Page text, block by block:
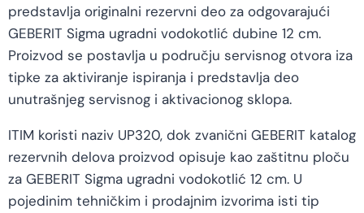
predstavlja originalni rezervni deo za odgovarajući
GEBERIT Sigma ugradni vodokotlić dubine 12 cm.
Proizvod se postavlja u području servisnog otvora iza
tipke za aktiviranje ispiranja i predstavlja deo
unutrašnjeg servisnog i aktivacionog sklopa.
ITIM koristi naziv UP320, dok zvanični GEBERIT katalog
rezervnih delova proizvod opisuje kao zaštitnu ploču
za GEBERIT Sigma ugradni vodokotlić 12 cm. U
pojedinim tehničkim i prodajnim izvorima isti tip